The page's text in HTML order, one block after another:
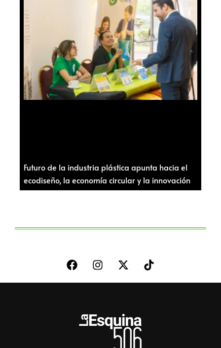
Futuro de la industria plástica apunta hacia el
ecodiseño, la economía circular y la innovación